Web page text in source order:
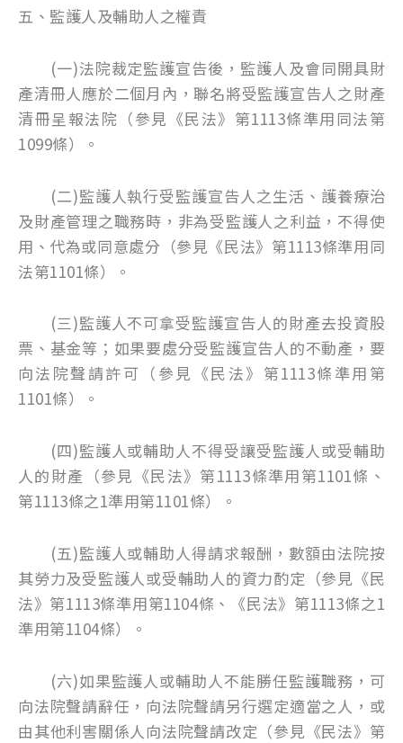
五、監護人及輔助人之權責
(一)法院裁定監護宣告後，監護人及會同開具財
產清冊人應於二個月內，聯名將受監護宣告人之財產
清冊呈報法院（參見《民法》第1113條準用同法第
1099條）。
(二)監護人執行受監護宣告人之生活、護養療治
及財產管理之職務時，非為受監護人之利益，不得使
用、代為或同意處分（參見《民法》第1113條準用同
法第1101條）。
(三)監護人不可拿受監護宣告人的財產去投資股
票、基金等；如果要處分受監護宣告人的不動產，要
向法院聲請許可（參見《民法》第1113條準用第
1101條）。
(四)監護人或輔助人不得受讓受監護人或受輔助
人的財產（參見《民法》第1113條準用第1101條、
第1113條之1準用第1101條）。
(五)監護人或輔助人得請求報酬，數額由法院按
其勞力及受監護人或受輔助人的資力酌定（參見《民
法》第1113條準用第1104條、《民法》第1113條之1
準用第1104條）。
(六)如果監護人或輔助人不能勝任監護職務，可
向法院聲請辭任，向法院聲請另行選定適當之人，或
由其他利害關係人向法院聲請改定（參見《民法》第